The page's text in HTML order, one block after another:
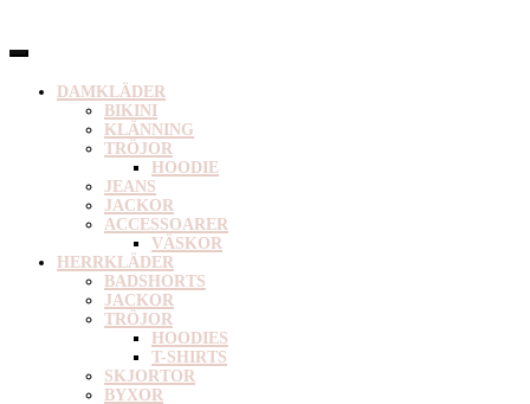
DAMKLÄDER
BIKINI
KLÄNNING
TRÖJOR
HOODIE
JEANS
JACKOR
ACCESSOARER
VÄSKOR
HERRKLÄDER
BADSHORTS
JACKOR
TRÖJOR
HOODIES
T-SHIRTS
SKJORTOR
BYXOR